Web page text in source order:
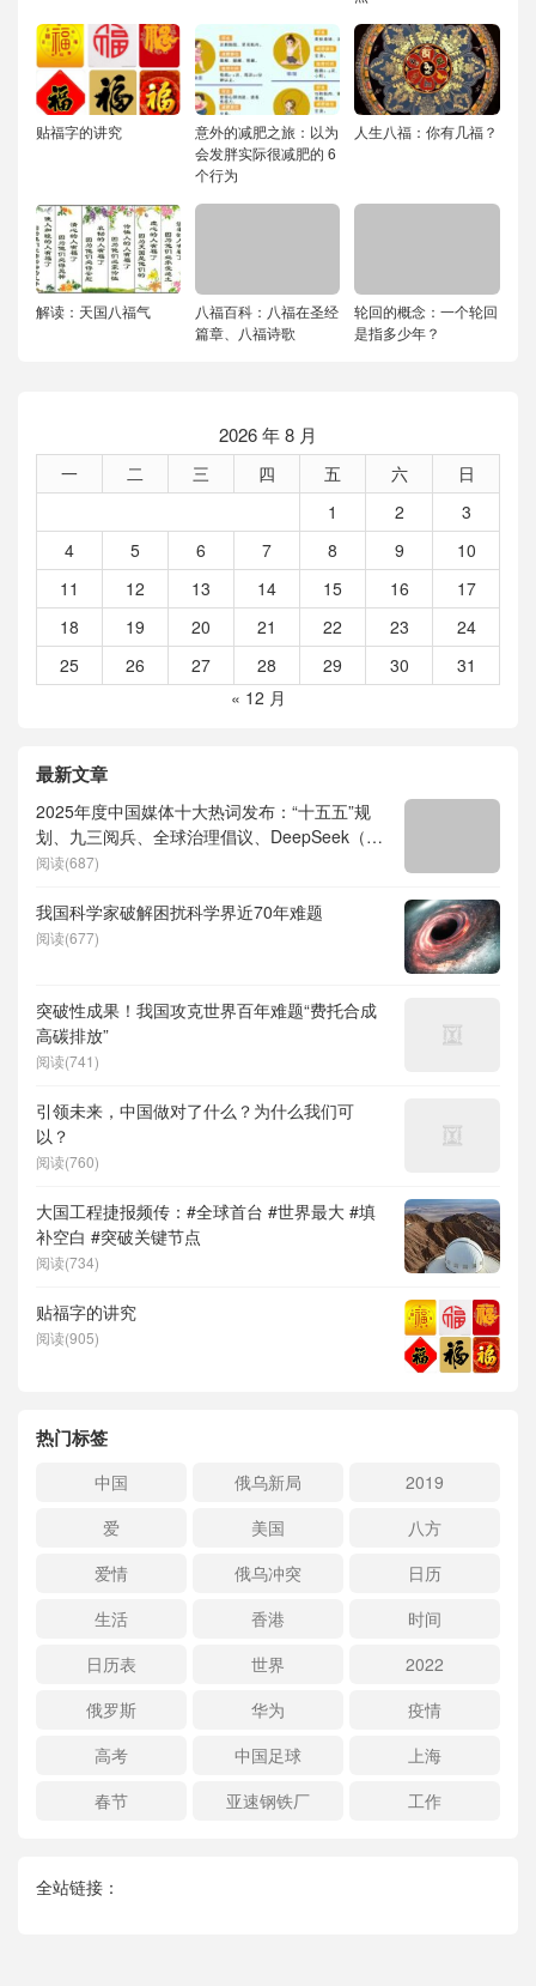
贴福字的讲究
意外的减肥之旅：以为
会发胖实际很减肥的 6
个行为
人生八福：你有几福？
解读：天国八福气
八福百科：八福在圣经
篇章、八福诗歌
轮回的概念：一个轮回
是指多少年？
2026 年 8 月
一 二 三 四 五 六
日
1
2
3
4
5 6 7 8 9
10
11
12 13 14 15 16
17
18
19 20 21 22 23
24
25
26 27 28 29 30
31
« 12 月
最新文章
2025年度中国媒体十大热词发布：“十五五”规
划、九三阅兵、全球治理倡议、DeepSeek（深
度求索）、人形机器人、苏超、票根经济、育
阅读(687)
我国科学家破解困扰科学界近70年难题
阅读(677)
突破性成果！我国攻克世界百年难题“费托合成
高碳排放”
阅读(741)
引领未来，中国做对了什么？为什么我们可
以？
阅读(760)
大国工程捷报频传：#全球首台 #世界最大 #填
补空白 #突破关键节点
阅读(734)
贴福字的讲究
阅读(905)
热门标签
中国 俄乌新局
2019
爱
美国
八方
爱情
俄乌冲突
日历
生活
香港
时间
日历表
世界
2022
俄罗斯
华为
疫情
高考
中国足球
上海
春节
亚速钢铁厂 工作
全站链接：